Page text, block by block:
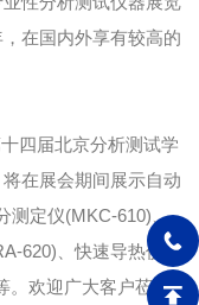
在国内外享有较高的
四届北京分析测试学
在展会期间展示自动
测定仪(MKC-610)、
620)、快速导热仪
。欢迎广大客户莅临